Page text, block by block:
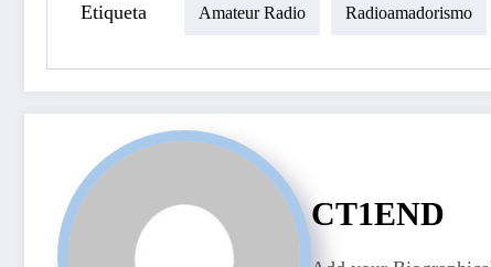
Etiqueta Amateur Radio Radioamadorismo
CT1END